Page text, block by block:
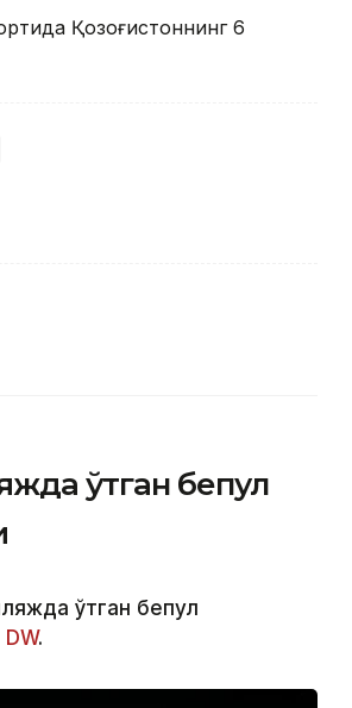
Қозоғистоннинг 6
ўтган бепул
ўтган бепул
DW.